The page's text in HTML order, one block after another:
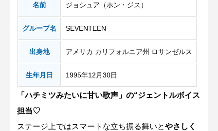
名前 ジョシュア（ホン・ジス）
グループ名 SEVENTEEN
出身地 アメリカ カリフォルニア州 ロサンゼルス
生年月日 1995年12月30日
「ハチミツみたいに甘い歌声」の“ジェントルボイス
担当♡
ステージ上ではスマートな立ち振る舞いとやさしく